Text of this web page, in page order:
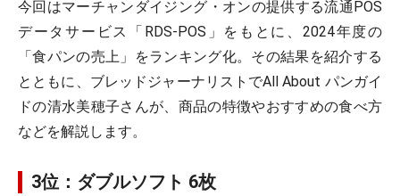
今回はマーチャンダイジング・オンの提供する流通POS
データサービス「RDS-POS」をもとに、2024年度の
「食パンの売上」をランキング化。その結果を紹介する
とともに、ブレッドジャーナリストでAll About パンガイ
ドの清水美穂子さんが、商品の特徴やおすすめの食べ方
などを解説します。
3位：ダブルソフト 6枚